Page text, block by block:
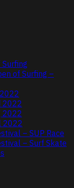
of Surfing –
2022
2022
2022
– SUP Race
– Surf Skate